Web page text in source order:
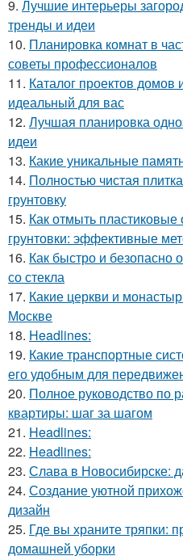
9. Лучшие интерьеры
тренды и идеи
10. Планировка комнат в
советы профессионалов
11. Каталог проектов домов
идеальный для вас
12. Лучшая планировка
идеи
13. Какие уникальные
14. Полностью чистая
грунтовку
15. Как отмыть пластиковые
грунтовки: эффективные
16. Как быстро и безопасно
со стекла
17. Какие церкви и
Москве
18. Headlines:
19. Какие транспортные
его удобным для
20. Полное руководство по
квартиры: шаг за шагом
21. Headlines:
22. Headlines:
23. Слава в Новосибирске:
24. Создание уютной
дизайн
25. Где вы храните тряпки:
домашней уборки